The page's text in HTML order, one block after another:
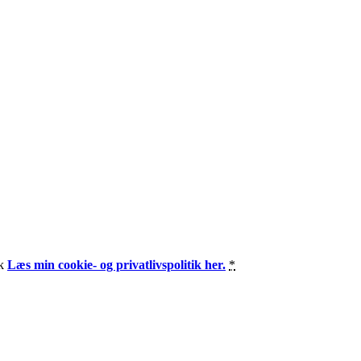
Læs min cookie- og privatlivspolitik her. *